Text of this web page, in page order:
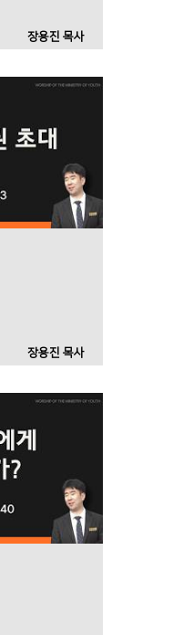
장용진 목사
장용진 목사